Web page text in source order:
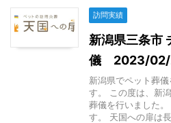
訪問実績
新潟県三条市
儀 2023/02/
新潟県でペット葬
す。 この度は、新
葬儀を行いました
す。 天国への扉は